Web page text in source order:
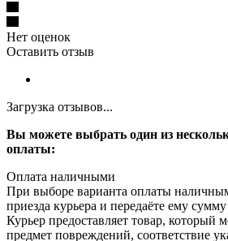
Нет оценок
Оставить отзыв
Загрузка отзывов...
Вы можете выбрать один из
оплаты:
Оплата наличными
При выборе варианта оплаты
приезда курьера и передаёте ему
Курьер предоставляет товар, который
предмет повреждений, соответствие